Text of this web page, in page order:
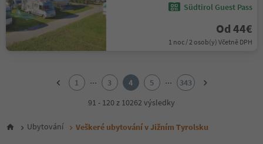
Südtirol Guest Pass
Od 44€
1 noc / 2 osob(y) Včetně DPH
6
1 ... 3 4 5 ...
343
91 - 120 z 10262 výsledky
Ubytování Veškeré ubytování v Jižním Tyrolsku